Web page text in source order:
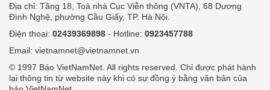
Địa chỉ: Tầng 18, Toà nhà Cục Viễn thông (VNTA), 68 Dương
Đình Nghệ, phường Cầu Giấy, TP. Hà Nội.
Điện thoại: 02439369898 - Hotline: 0923457788
Email: vietnamnet@vietnamnet.vn
© 1997 Báo VietNamNet. All rights reserved. Chỉ được phát hành
lại thông tin từ website này khi có sự đồng ý bằng văn bản của